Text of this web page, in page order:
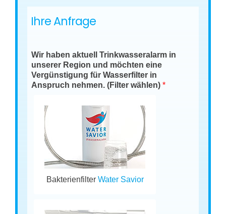
Ihre Anfrage
Wir haben aktuell Trinkwasseralarm in
unserer Region und möchten eine
Vergünstigung für Wasserfilter in
Anspruch nehmen. (Filter wählen)*
Bakterienfilter Water Savior